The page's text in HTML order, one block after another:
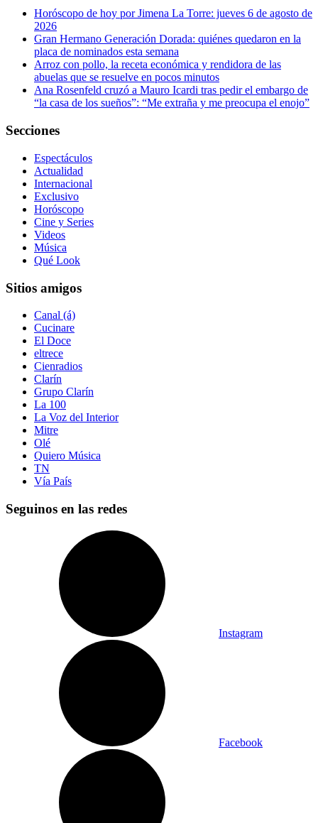
Horóscopo de hoy por Jimena La Torre: jueves 6 de agosto de
2026
Gran Hermano Generación Dorada: quiénes quedaron en la
placa de nominados esta semana
Arroz con pollo, la receta económica y rendidora de las
abuelas que se resuelve en pocos minutos
Ana Rosenfeld cruzó a Mauro Icardi tras pedir el embargo de
“la casa de los sueños”: “Me extraña y me preocupa el enojo”
Secciones
Espectáculos
Actualidad
Internacional
Exclusivo
Horóscopo
Cine y Series
Videos
Música
Qué Look
Sitios amigos
Canal (á)
Cucinare
El Doce
eltrece
Cienradios
Clarín
Grupo Clarín
La 100
La Voz del Interior
Mitre
Olé
Quiero Música
TN
Vía País
Seguinos en las redes
Instagram
Facebook